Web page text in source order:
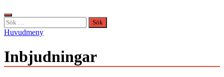
Sök
efter:
Huvudmeny
Inbjudningar